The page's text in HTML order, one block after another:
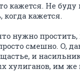
кажется. Не буду
когда кажется.
нужно
смешно. О,
и
хулиганов, им же